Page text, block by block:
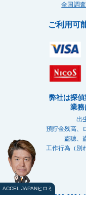
全国調
ご利用可
弊社は探
業務
出
預貯金残高、
盗聴、
工作行為（別
©2000-2024
ACCEL JAPANヒロミ